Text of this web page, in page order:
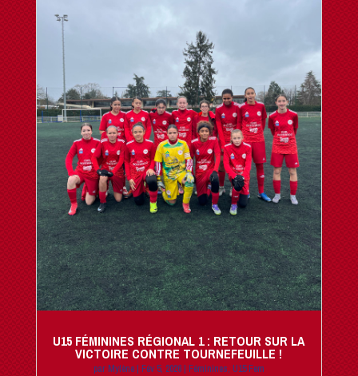
U15 FÉMININES RÉGIONAL 1 : RETOUR SUR LA
VICTOIRE CONTRE TOURNEFEUILLE !
par Mylène| Fév 5, 2026| Féminines, U15 Fem